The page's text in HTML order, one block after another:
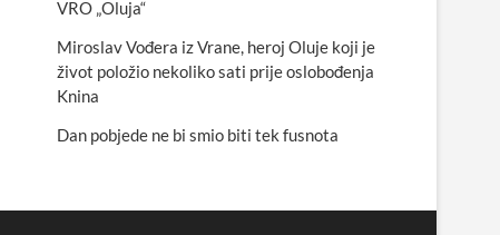
VRO „Oluja“
Miroslav Vođera iz Vrane, heroj Oluje koji je
život položio nekoliko sati prije oslobođenja
Knina
Dan pobjede ne bi smio biti tek fusnota